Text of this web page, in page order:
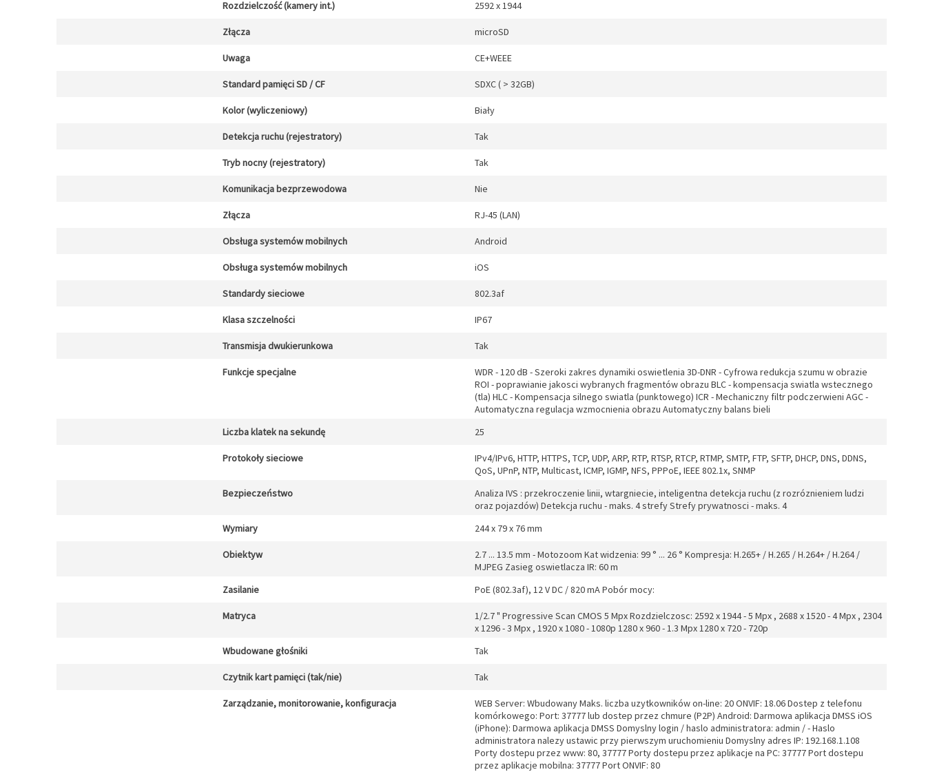
Rozdzielczość (kamery int.) 2592 x 1944
Złącza microSD
Uwaga CE+WEEE
Standard pamięci SD / CF SDXC ( > 32GB)
Kolor (wyliczeniowy) Biały
Detekcja ruchu (rejestratory) Tak
Tryb nocny (rejestratory) Tak
Komunikacja bezprzewodowa Nie
Złącza RJ-45 (LAN)
Obsługa systemów mobilnych Android
Obsługa systemów mobilnych iOS
Standardy sieciowe 802.3af
Klasa szczelności IP67
Transmisja dwukierunkowa Tak
Funkcje specjalne
WDR - 120 dB - Szeroki zakres dynamiki oswietlenia 3D-DNR - Cyfrowa redukcja szumu w obrazie
ROI - poprawianie jakosci wybranych fragmentów obrazu BLC - kompensacja swiatla wstecznego
(tla) HLC - Kompensacja silnego swiatla (punktowego) ICR - Mechaniczny filtr podczerwieni AGC -
Automatyczna regulacja wzmocnienia obrazu Automatyczny balans bieli
Liczba klatek na sekundę
25
Protokoły sieciowe
IPv4/IPv6, HTTP, HTTPS, TCP, UDP, ARP, RTP, RTSP, RTCP, RTMP, SMTP, FTP, SFTP, DHCP, DNS, DDNS,
QoS, UPnP, NTP, Multicast, ICMP, IGMP, NFS, PPPoE, IEEE 802.1x, SNMP
Bezpieczeństwo
Analiza IVS : przekroczenie linii, wtargniecie, inteligentna detekcja ruchu (z rozróznieniem ludzi
oraz pojazdów) Detekcja ruchu - maks. 4 strefy Strefy prywatnosci - maks. 4
Wymiary
244 x 79 x 76 mm
Obiektyw
2.7 ... 13.5 mm - Motozoom Kat widzenia: 99 ° ... 26 ° Kompresja: H.265+ / H.265 / H.264+ / H.264 /
MJPEG Zasieg oswietlacza IR: 60 m
Zasilanie
PoE (802.3af), 12 V DC / 820 mA Pobór mocy:
Matryca
1/2.7 " Progressive Scan CMOS 5 Mpx Rozdzielczosc: 2592 x 1944 - 5 Mpx , 2688 x 1520 - 4 Mpx , 2304
x 1296 - 3 Mpx , 1920 x 1080 - 1080p 1280 x 960 - 1.3 Mpx 1280 x 720 - 720p
Wbudowane głośniki
Tak
Czytnik kart pamięci (tak/nie) Tak
Zarządzanie, monitorowanie, konfiguracja
WEB Server: Wbudowany Maks. liczba uzytkowników on-line: 20 ONVIF: 18.06 Dostep z telefonu
komórkowego: Port: 37777 lub dostep przez chmure (P2P) Android: Darmowa aplikacja DMSS iOS
(iPhone): Darmowa aplikacja DMSS Domyslny login / haslo administratora: admin / - Haslo
administratora nalezy ustawic przy pierwszym uruchomieniu Domyslny adres IP: 192.168.1.108
Porty dostepu przez www: 80, 37777 Porty dostepu przez aplikacje na PC: 37777 Port dostepu
przez aplikacje mobilna: 37777 Port ONVIF: 80